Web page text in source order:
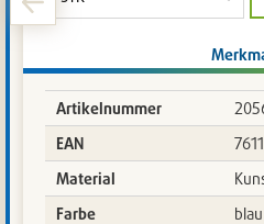
Artikelnummer
EAN
Material
Farbe
blau